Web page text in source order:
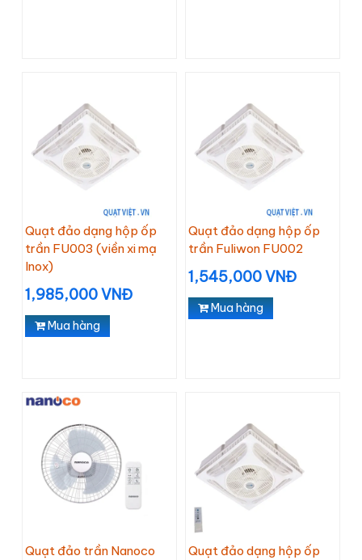
Quạt đảo dạng hộp ốp
trần FU003 (viền xi mạ
Inox)
1,985,000 VNĐ
Mua hàng
Quạt đảo dạng hộp ốp
trần Fuliwon FU002
1,545,000 VNĐ
Mua hàng
Quạt đảo trần Nanoco
Quạt đảo dạng hộp ốp